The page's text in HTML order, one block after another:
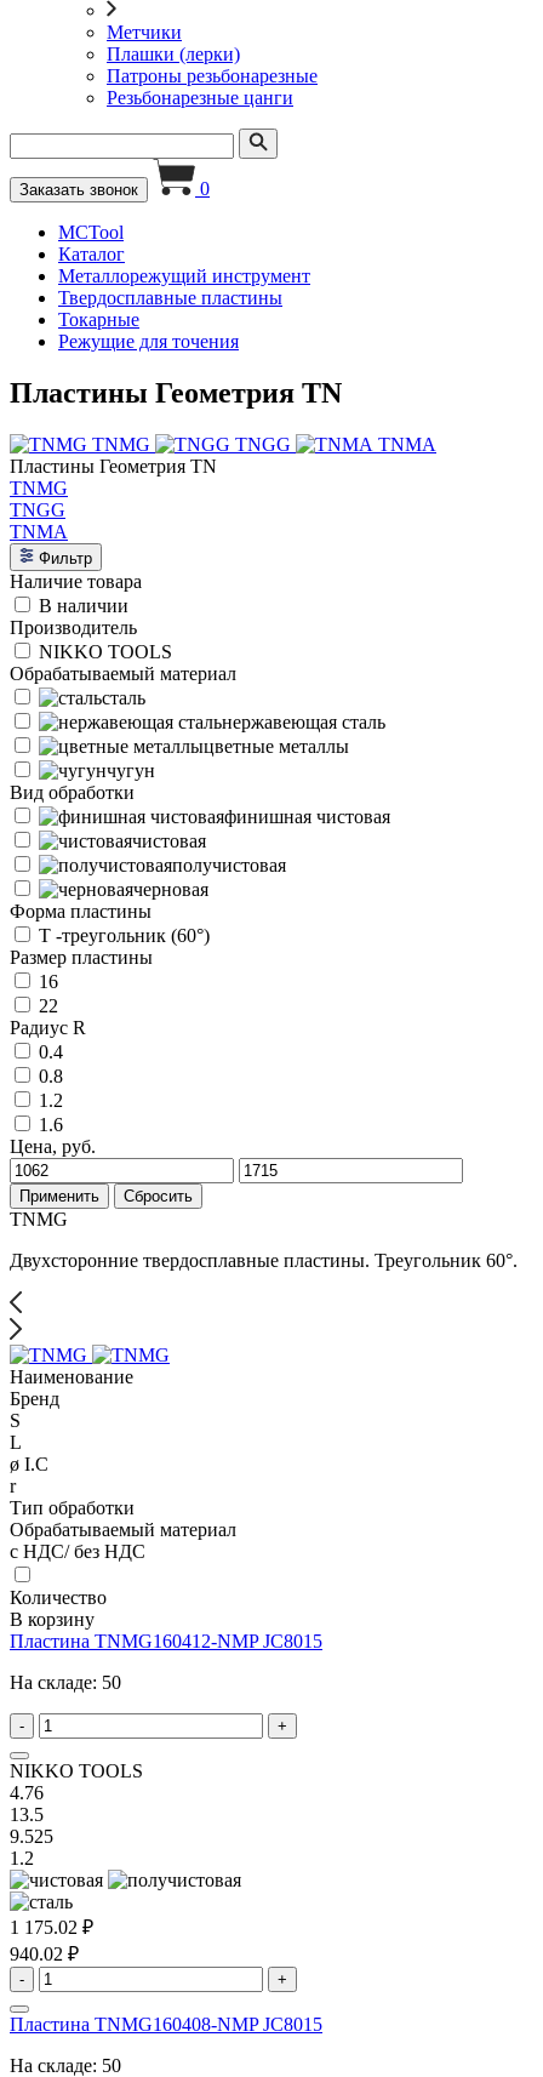
Метчики
Плашки (лерки)
Патроны резьбонарезные
Резьбонарезные цанги
Заказать звонок 0
MCTool
Каталог
Металлорежущий инструмент
Твердосплавные пластины
Токарные
Режущие для точения
Пластины Геометрия TN
TNMG TNGG
TNMA
Пластины Геометрия TN
TNMG
TNGG
TNMA
Фильтр
Наличие товара
В наличии
Производитель
NIKKO TOOLS
Обрабатываемый материал
сталь
нержавеющая сталь
цветные металлы
чугун
Вид обработки
финишная чистовая
чистовая
получистовая
черновая
Форма пластины
T -треугольник (60°)
Размер пластины
16
22
Радиус R
0.4
0.8
1.2
1.6
Цена, руб.
Применить Сбросить
TNMG
Двухсторонние твердосплавные пластины. Треугольник 60°.
Наименование
Бренд
S
L
ø I.C
r
Тип обработки
Обрабатываемый материал
с НДС/ без НДС
Количество
В корзину
Пластина TNMG160412-NMP JC8015
На складе: 50
- +
NIKKO TOOLS
4.76
13.5
9.525
1.2
1 175.02 ₽
940.02 ₽
- +
Пластина TNMG160408-NMP JC8015
На складе: 50